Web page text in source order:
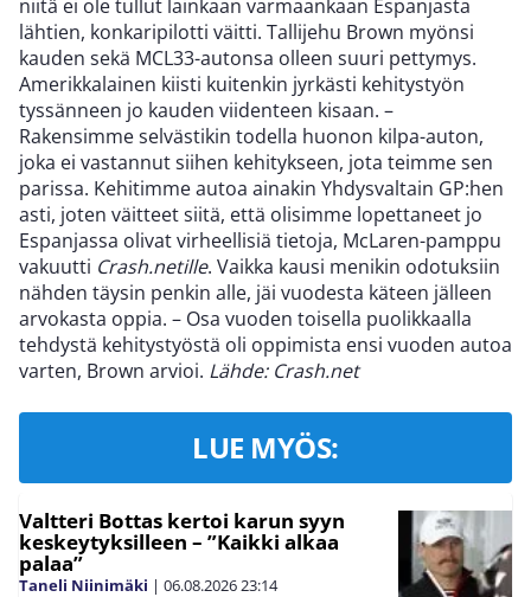
niitä ei ole tullut lainkaan varmaankaan Espanjasta
lähtien, konkaripilotti väitti. Tallijehu Brown myönsi
kauden sekä MCL33-autonsa olleen suuri pettymys.
Amerikkalainen kiisti kuitenkin jyrkästi kehitystyön
tyssänneen jo kauden viidenteen kisaan. –
Rakensimme selvästikin todella huonon kilpa-auton,
joka ei vastannut siihen kehitykseen, jota teimme sen
parissa. Kehitimme autoa ainakin Yhdysvaltain GP:hen
asti, joten väitteet siitä, että olisimme lopettaneet jo
Espanjassa olivat virheellisiä tietoja, McLaren-pamppu
vakuutti Crash.netille. Vaikka kausi menikin odotuksiin
nähden täysin penkin alle, jäi vuodesta käteen jälleen
arvokasta oppia. – Osa vuoden toisella puolikkaalla
tehdystä kehitystyöstä oli oppimista ensi vuoden autoa
varten, Brown arvioi. Lähde: Crash.net
LUE MYÖS:
Valtteri Bottas kertoi karun syyn
keskeytyksilleen – ”Kaikki alkaa
palaa”
Taneli Niinimäki | 06.08.202623:14